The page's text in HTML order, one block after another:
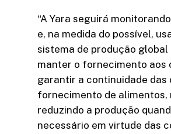
“A Yara seguirá
e, na medida do possível,
sistema de produção global
manter o fornecimento aos
garantir a continuidade das
fornecimento de alimentos,
reduzindo a produção
necessário em virtude das